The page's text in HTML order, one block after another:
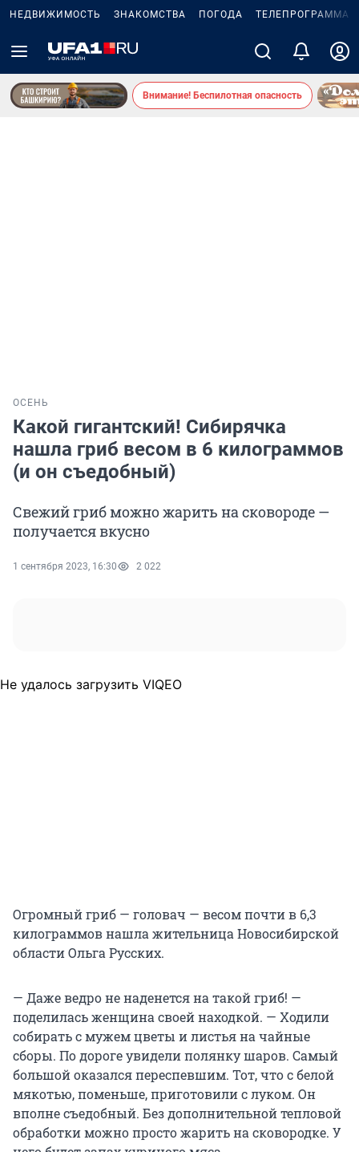
НЕДВИЖИМОСТЬ ЗНАКОМСТВА ПОГОДА ТЕЛЕПРОГРАММА
Внимание! Беспилотная опасность
ОСЕНЬ
Какой гигантский! Сибирячка
нашла гриб весом в 6 килограммов
(и он съедобный)
Свежий гриб можно жарить на сковороде —
получается вкусно
1 сентября 2023, 16:30 2 022
Не удалось загрузить VIQEO
Огромный гриб — головач — весом почти в 6,3
килограммов нашла жительница Новосибирской
области Ольга Русских.
— Даже ведро не наденется на такой гриб! —
поделилась женщина своей находкой. — Ходили
собирать с мужем цветы и листья на чайные
сборы. По дороге увидели полянку шаров. Самый
большой оказался переспевшим. Тот, что с белой
мякотью, поменьше, приготовили с луком. Он
вполне съедобный. Без дополнительной тепловой
обработки можно просто жарить на сковородке. У